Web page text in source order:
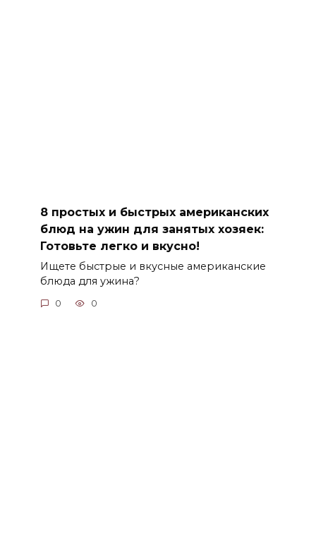
8 простых и быстрых американских
блюд на ужин для занятых хозяек:
Готовьте легко и вкусно!
Ищете быстрые и вкусные американские
блюда для ужина?
0 0